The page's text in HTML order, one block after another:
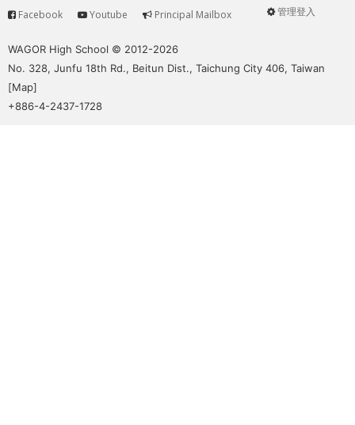
User
管理登入
Service
Facebook Youtube Principal Mailbox
WAGOR High School © 2012-2026
No. 328, Junfu 18th Rd., Beitun Dist., Taichung City 406, Taiwan
[Map]
+886-4-2437-1728